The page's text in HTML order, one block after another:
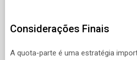
Considerações Finais
A quota-parte é uma estratégia